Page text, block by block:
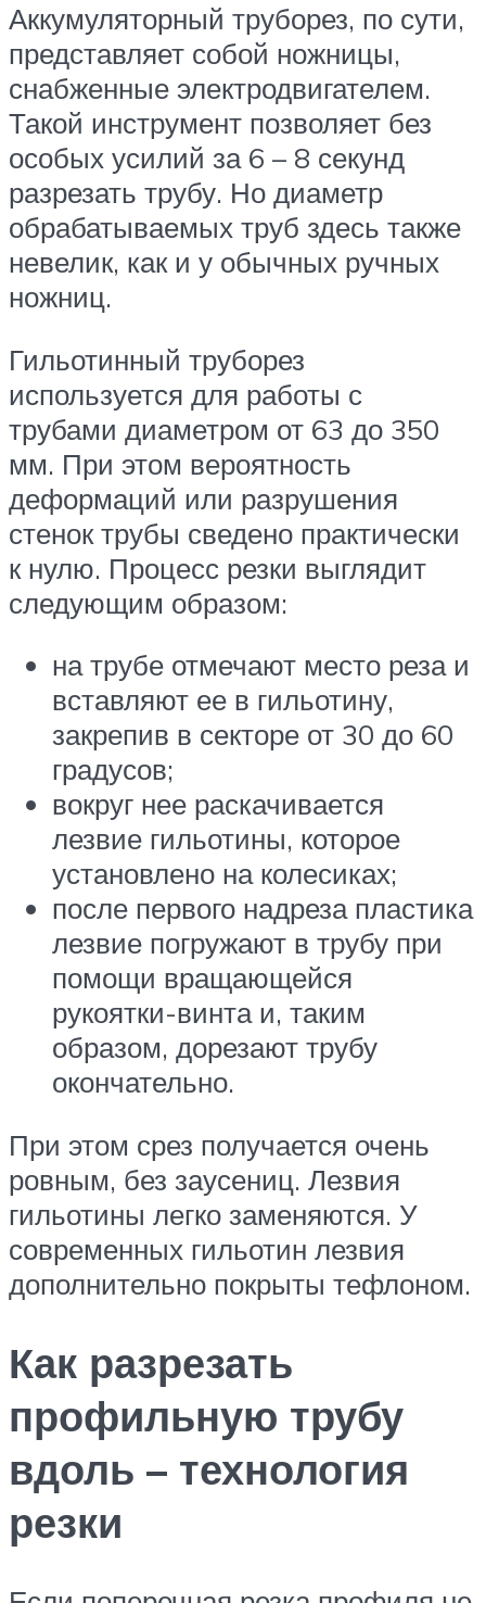
Аккумуляторный труборез, по сути,
представляет собой ножницы,
снабженные электродвигателем.
Такой инструмент позволяет без
особых усилий за 6 – 8 секунд
разрезать трубу. Но диаметр
обрабатываемых труб здесь также
невелик, как и у обычных ручных
ножниц.
Гильотинный труборез
используется для работы с
трубами диаметром от 63 до 350
мм. При этом вероятность
деформаций или разрушения
стенок трубы сведено практически
к нулю. Процесс резки выглядит
следующим образом:
на трубе отмечают место реза и
вставляют ее в гильотину,
закрепив в секторе от 30 до 60
градусов;
вокруг нее раскачивается
лезвие гильотины, которое
установлено на колесиках;
после первого надреза пластика
лезвие погружают в трубу при
помощи вращающейся
рукоятки-винта и, таким
образом, дорезают трубу
окончательно.
При этом срез получается очень
ровным, без заусениц. Лезвия
гильотины легко заменяются. У
современных гильотин лезвия
дополнительно покрыты тефлоном.
Как разрезать
профильную трубу
вдоль – технология
резки